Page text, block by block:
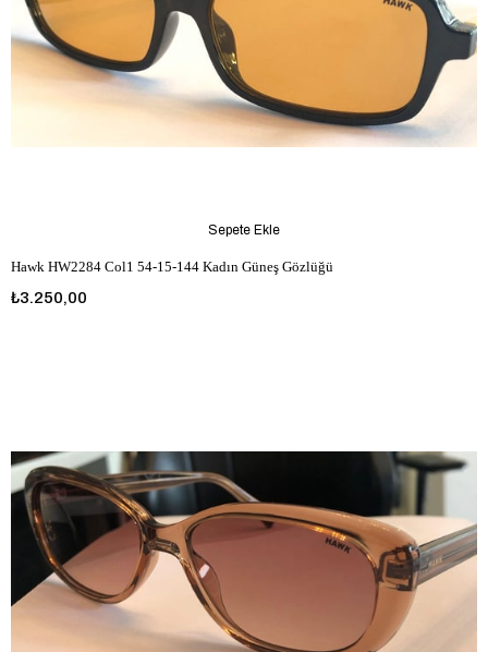
Hawk HW2284 Col1 54-15-144 Kadın Güneş Gözlüğü
₺3.250,00
Sepete Ekle